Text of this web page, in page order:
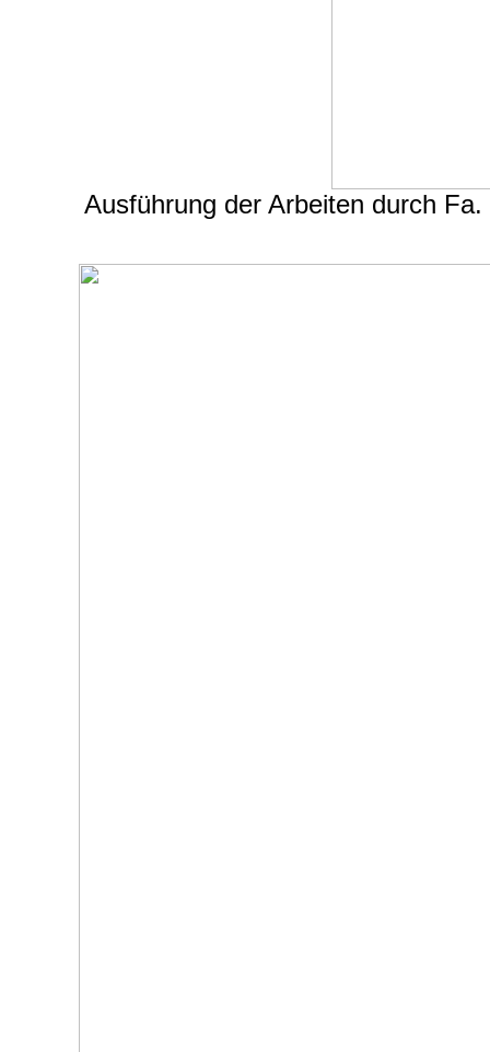
Ausführung der Arbeiten durch